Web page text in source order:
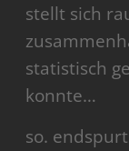
stellt sich
statistisch
konnte…
so.